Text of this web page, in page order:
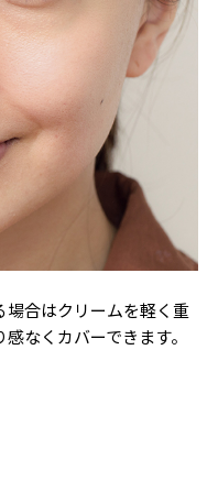
場合はクリームを軽く重
なくカバーできます。